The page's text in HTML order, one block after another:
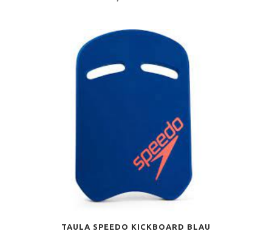
TAULA SPEEDO KICKBOARD BLAU